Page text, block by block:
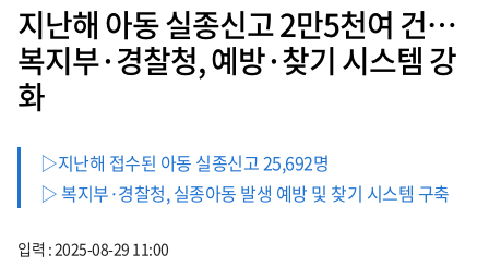
지난해 아동 실종신고 2만5천여 건…
복지부·경찰청, 예방·찾기 시스템 강
화
▷지난해 접수된 아동 실종신고 25,692명
▷ 복지부·경찰청, 실종아동 발생 예방 및 찾기 시스템 구축
입력 : 2025-08-29 11:00